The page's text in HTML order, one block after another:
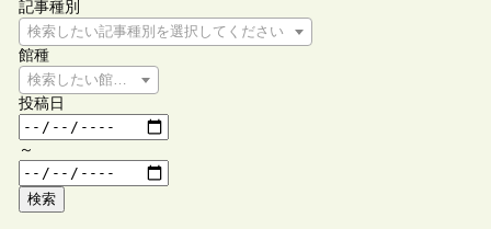
記事種別
検索したい記事種別を選択してください
館種
検索したい館種を選択してください
投稿日
～
検索